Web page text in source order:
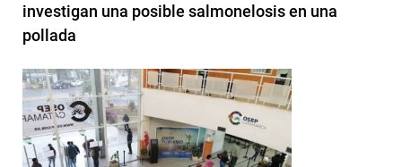
investigan una posible salmonelosis en una
pollada